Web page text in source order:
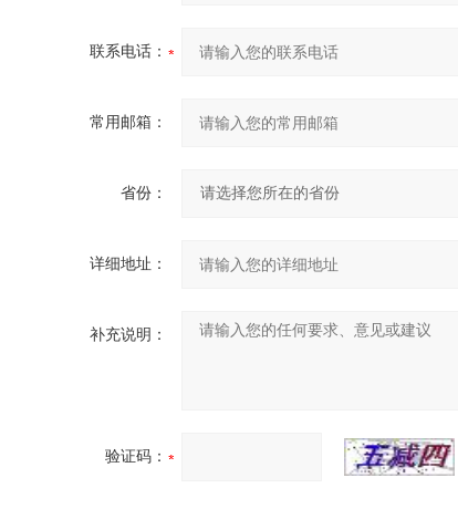
联系电话：
常用邮箱：
省份：
详细地址：
补充说明：
验证码：